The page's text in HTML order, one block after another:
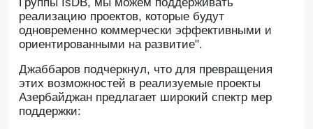
реализацию проектов, которые будут
одновременно коммерчески эффективными и
ориентированными на развитие".
Джаббаров подчеркнул, что для превращения
этих возможностей в реализуемые проекты
Азербайджан предлагает широкий спектр мер
поддержки: